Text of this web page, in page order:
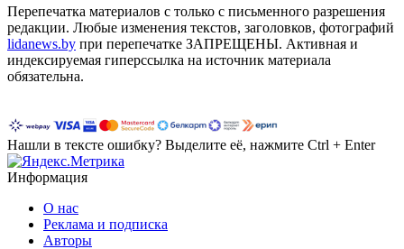
Перепечатка материалов c только с письменного разрешения
редакции. Любые изменения текстов, заголовков, фотографий
lidanews.by при перепечатке ЗАПРЕЩЕНЫ. Активная и
индексируемая гиперссылка на источник материала
обязательна.
Нашли в тексте ошибку? Выделите её, нажмите Ctrl + Enter
Информация
О нас
Реклама и подписка
Авторы